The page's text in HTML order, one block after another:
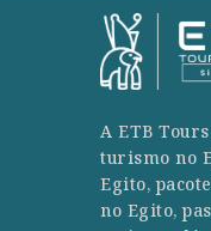
A ETB
turismo no
Egito,
no Egito,